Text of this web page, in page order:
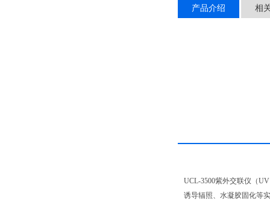
产品介绍 相
UCL-3500紫外交联仪（
诱导辐照、水凝胶固化等